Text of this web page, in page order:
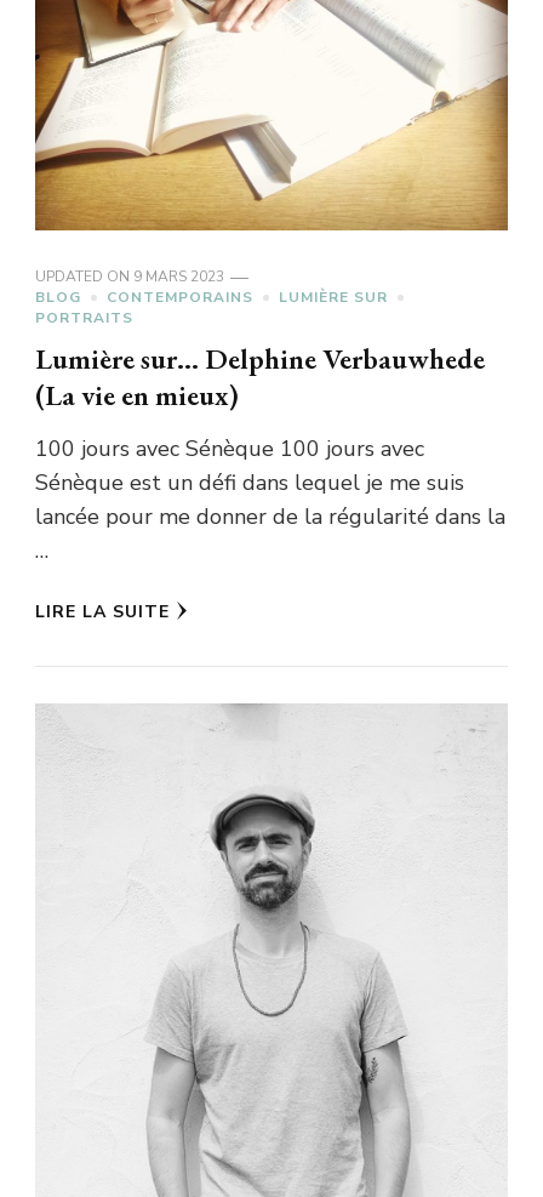
UPDATED ON 9 MARS 2023
BLOG
CONTEMPORAINS
LUMIÈRE SUR
PORTRAITS
Lumière sur… Delphine Verbauwhede
(La vie en mieux)
100 jours avec Sénèque 100 jours avec
Sénèque est un défi dans lequel je me suis
lancée pour me donner de la régularité dans la
…
LIRE LA SUITE